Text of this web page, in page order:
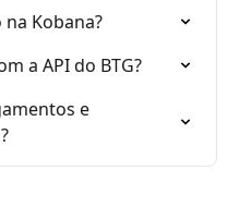
Kobana?
a API do BTG?
e